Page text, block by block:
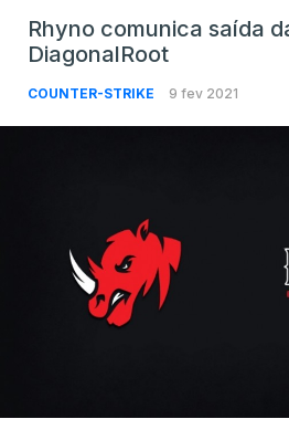
Rhyno comunica saída
DiagonalRoot
COUNTER-STRIKE 9 fev 2021